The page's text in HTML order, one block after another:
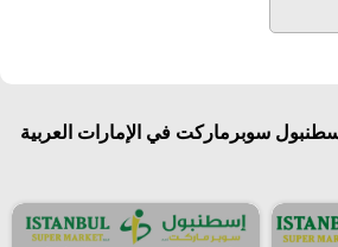
سوبرماركت في الإمارات العربية